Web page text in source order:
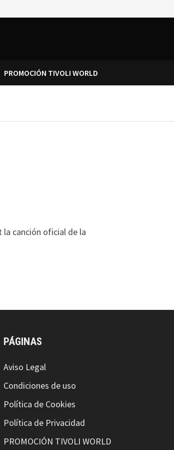
PROMOCIÓN TIVOLI WORLD
la canción oficial de la
PÁGINAS
Aviso Legal
Condiciones de uso
Política de Cookies
Política de Privacidad
PROMOCIÓN TIVOLI WORLD